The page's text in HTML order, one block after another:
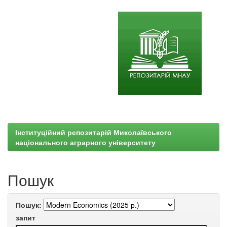
Інституційний репозитарій Миколаївського
національного аграрного університету
Пошук
Пошук:
запит